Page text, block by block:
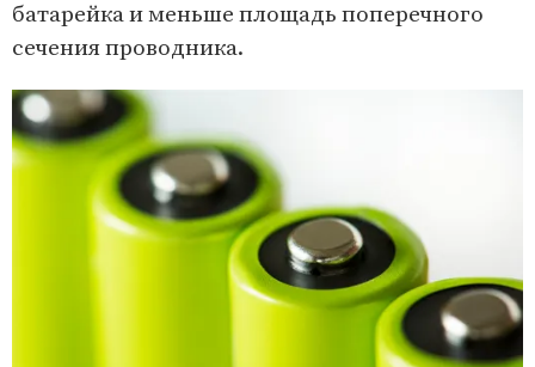
батарейка и меньше площадь поперечного
сечения проводника.